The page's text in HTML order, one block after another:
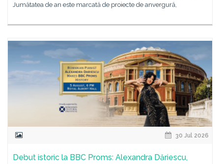
Jumătatea de an este marcată de proiecte de anvergură,
30 Jul 2026
Debut istoric la BBC Proms: Alexandra Dăriescu,